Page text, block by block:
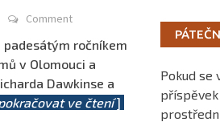
Comment
padesátým ročníkem
v Olomouci a
Dawkinse a
ve čtení]
Pokud se